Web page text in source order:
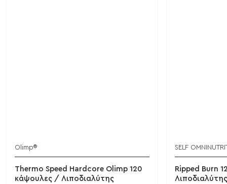
Olimp®
Thermo Speed Hardcore Olimp 120
κάψουλες / Λιποδιαλύτης
SELF
Ripped Burn
Λιποδιαλύτης